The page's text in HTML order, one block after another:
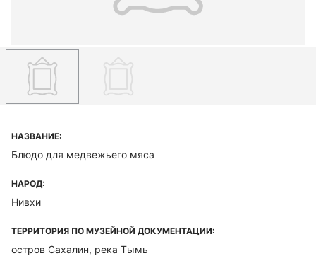
НАЗВАНИЕ:
Блюдо для медвежьего мяса
НАРОД:
Нивхи
ТЕРРИТОРИЯ ПО МУЗЕЙНОЙ ДОКУМЕНТАЦИИ:
остров Сахалин, река Тымь